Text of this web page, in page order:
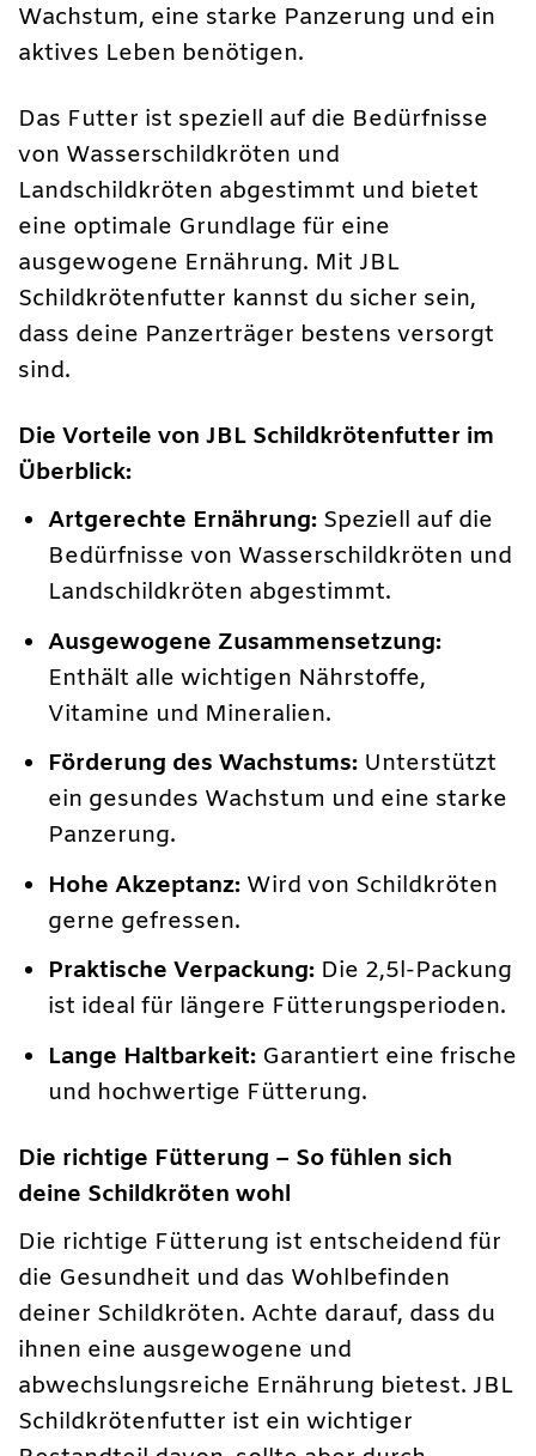
Wachstum, eine starke Panzerung und ein
aktives Leben benötigen.
Das Futter ist speziell auf die Bedürfnisse
von Wasserschildkröten und
Landschildkröten abgestimmt und bietet
eine optimale Grundlage für eine
ausgewogene Ernährung. Mit JBL
Schildkrötenfutter kannst du sicher sein,
dass deine Panzerträger bestens versorgt
sind.
Die Vorteile von JBL Schildkrötenfutter im
Überblick:
Artgerechte Ernährung: Speziell auf die
Bedürfnisse von Wasserschildkröten und
Landschildkröten abgestimmt.
Ausgewogene Zusammensetzung:
Enthält alle wichtigen Nährstoffe,
Vitamine und Mineralien.
Förderung des Wachstums: Unterstützt
ein gesundes Wachstum und eine starke
Panzerung.
Hohe Akzeptanz: Wird von Schildkröten
gerne gefressen.
Praktische Verpackung: Die 2,5l-Packung
ist ideal für längere Fütterungsperioden.
Lange Haltbarkeit: Garantiert eine frische
und hochwertige Fütterung.
Die richtige Fütterung – So fühlen sich
deine Schildkröten wohl
Die richtige Fütterung ist entscheidend für
die Gesundheit und das Wohlbefinden
deiner Schildkröten. Achte darauf, dass du
ihnen eine ausgewogene und
abwechslungsreiche Ernährung bietest. JBL
Schildkrötenfutter ist ein wichtiger